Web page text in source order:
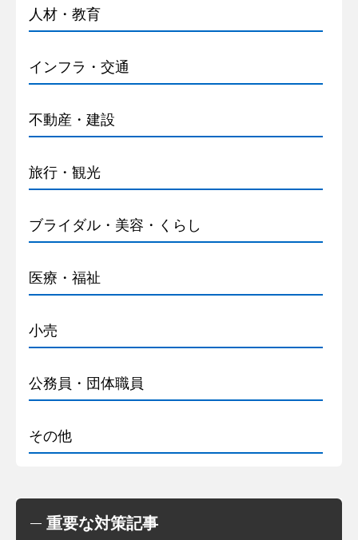
人材・教育
インフラ・交通
不動産・建設
旅行・観光
ブライダル・美容・くらし
医療・福祉
小売
公務員・団体職員
その他
重要な対策記事